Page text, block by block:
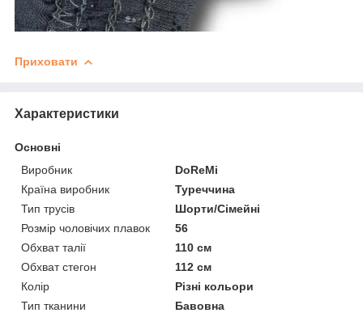
Приховати
Характеристики
Основні
Виробник
DoReMi
Країна виробник
Туреччина
Тип трусів
Шорти/Сімейні
Розмір чоловічих плавок
56
Обхват талії
110 см
Обхват стегон
112 см
Колір
Різні кольори
Тип тканини
Бавовна